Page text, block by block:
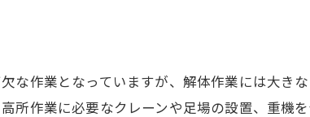
な作業となっていますが、解体作業には大き
所作業に必要なクレーンや足場の設置、重機